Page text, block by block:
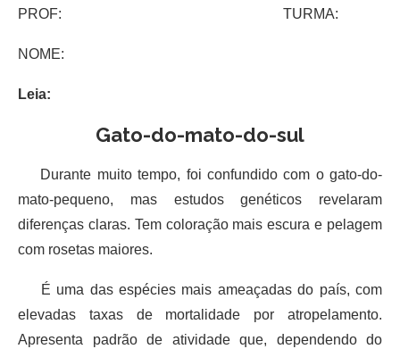
PROF: TURMA:
NOME:
Leia:
Gato-do-mato-do-sul
Durante muito tempo, foi confundido com o gato-do-
mato-pequeno, mas estudos genéticos revelaram
diferenças claras. Tem coloração mais escura e pelagem
com rosetas maiores.
É uma das espécies mais ameaçadas do país, com
elevadas taxas de mortalidade por atropelamento.
Apresenta padrão de atividade que, dependendo do